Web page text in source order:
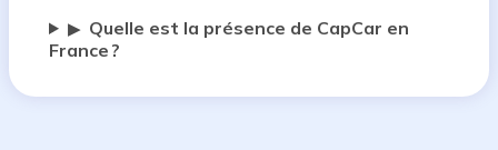
▶ Quelle est la présence de CapCar en
France ?